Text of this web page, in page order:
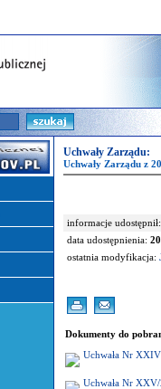
Uchwały Zarządu:
Uchwały Zarządu z
informacje udostępnił:
data udostępnienia:
ostatnia modyfikacja:
Dokumenty do
Uchwała Nr
Uchwała Nr